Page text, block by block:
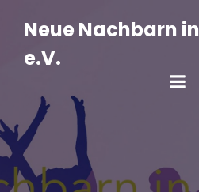
Inhalt
springenNeue Nachbarn
e.V.